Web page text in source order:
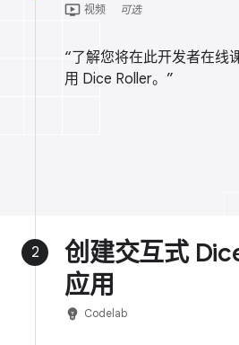
ondemand_video 视频 可选
“了解您将在此开发者在线
用 Dice Roller。”
2
创建交互式
应用
emoji_objects Codelab